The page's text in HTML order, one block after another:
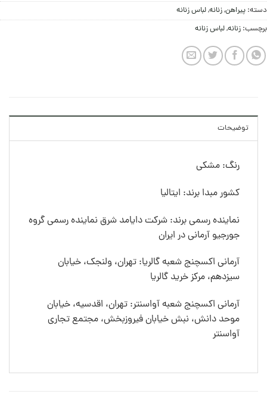
دسته: پيراهن,زنانه,لباس زنانه
برچسب: زنانه,لباس زنانه
توضیحات
رنگ: مشکی
کشور مبدا برند: ایتالیا
نماینده رسمی برند: شرکت دایامد شرق نماینده رسمی گروه
جورجیو آرمانی در ایران
آرمانی اکسچنج شعبه گالریا: تهران، ولنجک، خیابان
سیزدهم، مرکز خرید گالریا
آرمانی اکسچنج شعبه آواسنتر: تهران، اقدسیه، خیابان
موحد دانش، نبش خیابان فیروزبخش، مجتمع تجاری
آواسنتر